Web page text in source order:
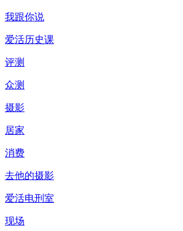
我跟你说
爱活历史课
评测
众测
摄影
居家
消费
去他的摄影
爱活电刑室
现场